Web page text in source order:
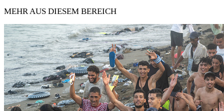
MEHR AUS DIESEM BEREICH